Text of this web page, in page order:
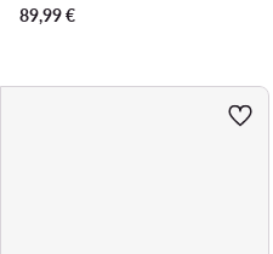
89,99€